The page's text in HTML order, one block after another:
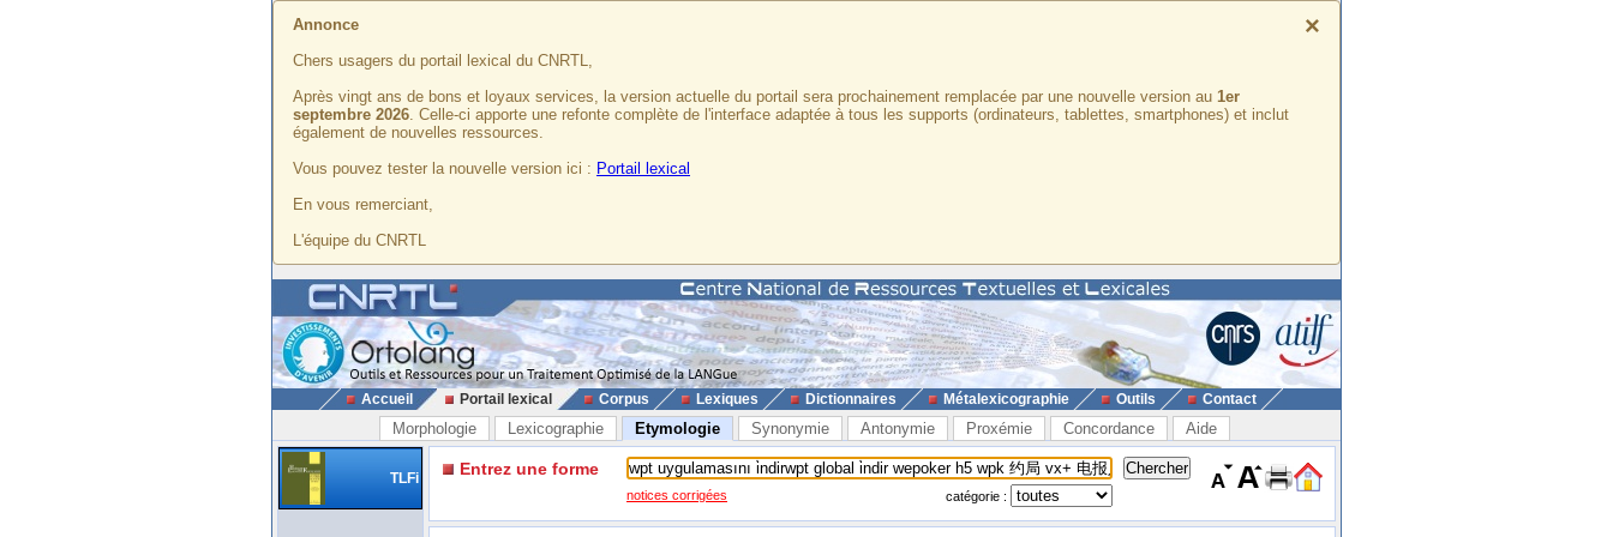
×
Annonce
Chers usagers du portail lexical du CNRTL,
Après vingt ans de bons et loyaux services, la version actuelle du portail sera prochainement remplacée par une nouvelle version au 1er
septembre 2026. Celle-ci apporte une refonte complète de l'interface adaptée à tous les supports (ordinateurs, tablettes, smartphones) et inclut
également de nouvelles ressources.
Vous pouvez tester la nouvelle version ici : Portail lexical
En vous remerciant,
L'équipe du CNRTL
Accueil Portail lexical Corpus Lexiques Dictionnaires Métalexicographie Outils Contact
Morphologie Lexicographie Etymologie Synonymie Antonymie Proxémie Concordance Aide
TLFi Entrez une forme
notices corrigées catégorie :